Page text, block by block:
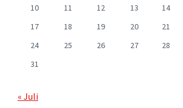
10
11 12 13 14
17
18 19 20 21
24
25 26 27 28
31
« Juli